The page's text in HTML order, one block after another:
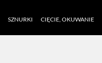
SZNURKI CIĘCIE, OKUWANIE